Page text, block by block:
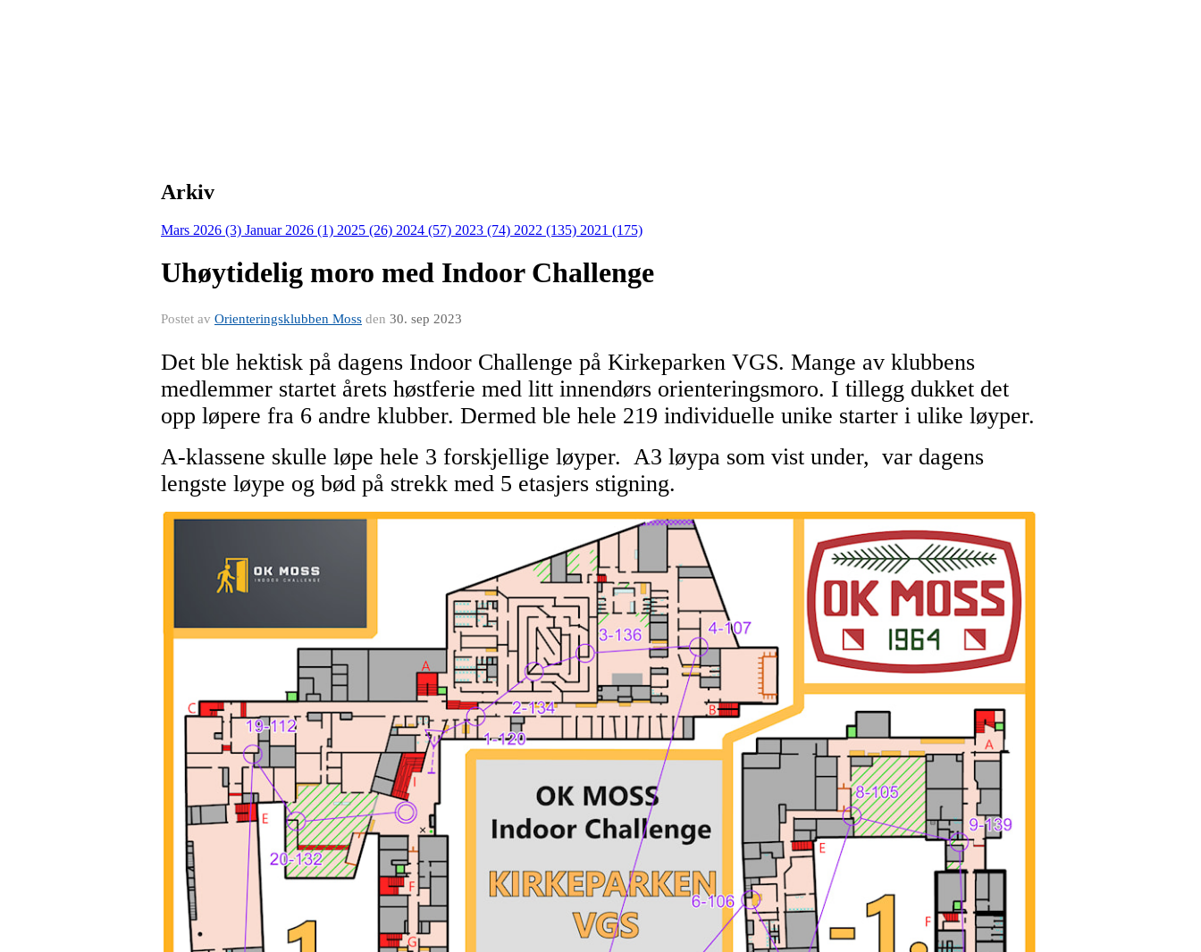
Arkiv
Mars 2026 (3) Januar 2026 (1) 2025 (26) 2024 (57) 2023 (74) 2022 (135) 2021 (175)
Uhøytidelig moro med Indoor Challenge
Postet av Orienteringsklubben Moss den 30. sep 2023
Det ble hektisk på dagens Indoor Challenge på Kirkeparken VGS. Mange av klubbens
medlemmer startet årets høstferie med litt innendørs orienteringsmoro. I tillegg dukket det
opp løpere fra 6 andre klubber. Dermed ble hele 219 individuelle unike starter i ulike løyper.
A-klassene skulle løpe hele 3 forskjellige løyper. A3 løypa som vist under, var dagens
lengste løype og bød på strekk med 5 etasjers stigning.